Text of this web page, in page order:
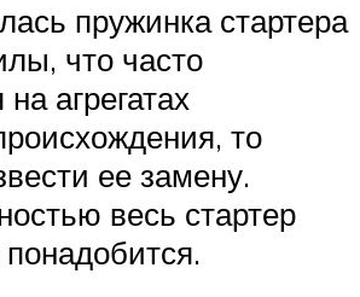
пружинка стартера
что часто
агрегатах
то
ее замену.
весь стартер